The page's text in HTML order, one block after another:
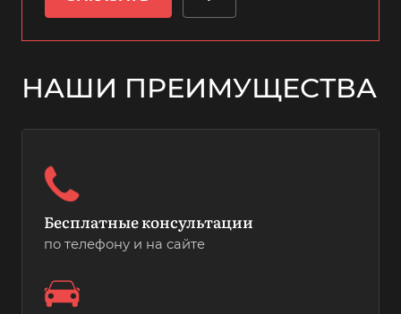
НАШИ ПРЕИМУЩЕСТВА
Бесплатные консультации
по телефону и на сайте